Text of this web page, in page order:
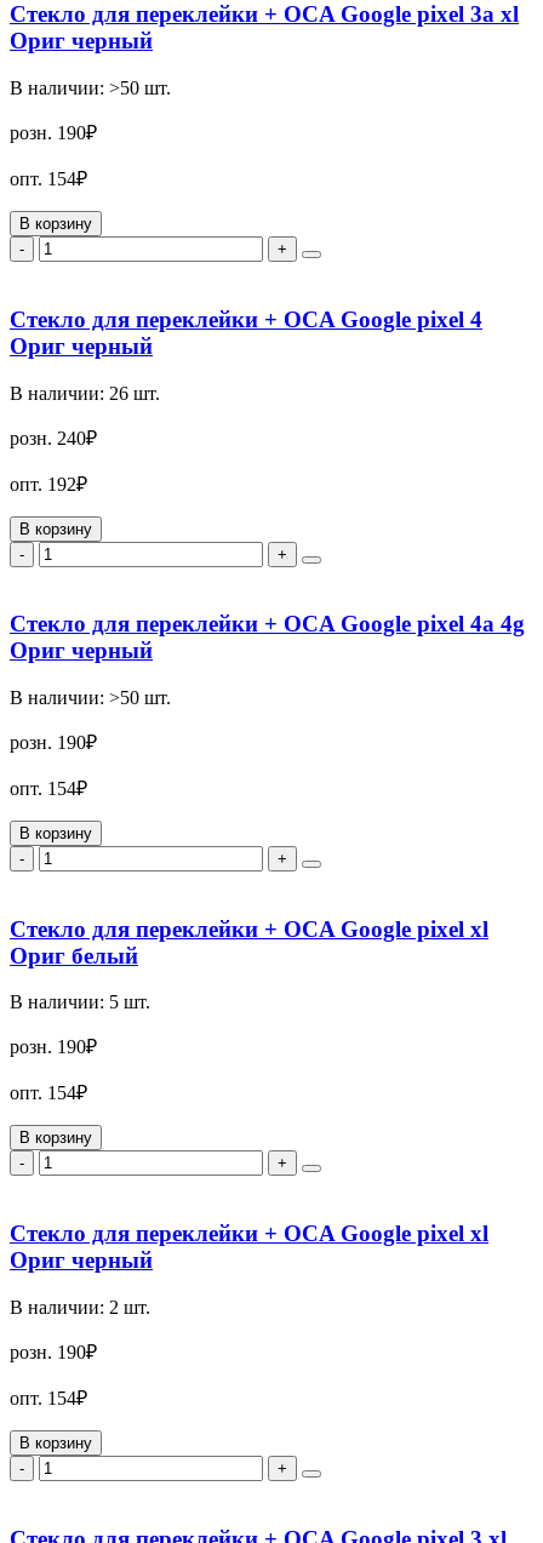
Стекло для переклейки + OCA Google pixel 3a xl
Ориг черный
В наличии: >50 шт.
розн. 190₽
опт. 154₽
В корзину
-
+
Стекло для переклейки + OCA Google pixel 4
Ориг черный
В наличии: 26 шт.
розн. 240₽
опт. 192₽
В корзину
-
+
Стекло для переклейки + OCA Google pixel 4a 4g
Ориг черный
В наличии: >50 шт.
розн. 190₽
опт. 154₽
В корзину
-
+
Стекло для переклейки + OCA Google pixel xl
Ориг белый
В наличии: 5 шт.
розн. 190₽
опт. 154₽
В корзину
-
+
Стекло для переклейки + OCA Google pixel xl
Ориг черный
В наличии: 2 шт.
розн. 190₽
опт. 154₽
В корзину
-
+